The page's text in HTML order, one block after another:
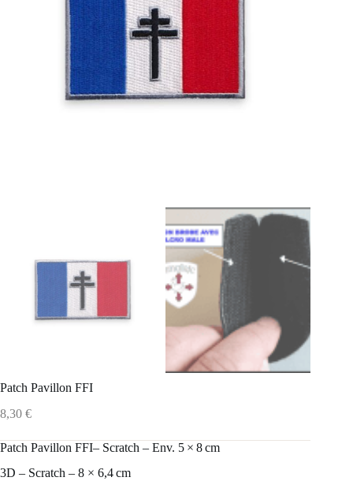
Patch Pavillon FFI
8,30 €
Patch Pavillon FFI– Scratch – Env. 5 × 8 cm
3D – Scratch – 8 × 6,4 cm